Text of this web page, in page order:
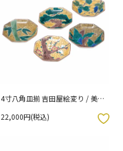
4寸八角皿揃 吉田屋絵変り / 美山
22,000円(税込)